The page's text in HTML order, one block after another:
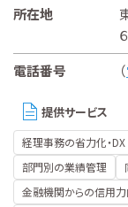
所在地
電話番号
（
提供サービス
経理事務の省力化・DX
部門別の業績管理
金融機関からの信用